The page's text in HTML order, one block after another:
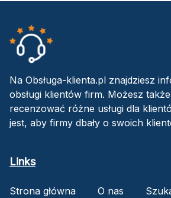
Na Obsługa-klienta.pl znajdziesz
obsługi klientów firm. Możesz
recenzować różne usługi dla
jest, aby firmy dbały o swoich
Links
Strona główna O nas